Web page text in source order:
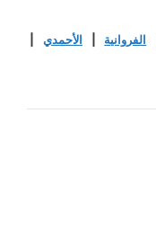
الفروانية الأحمدي